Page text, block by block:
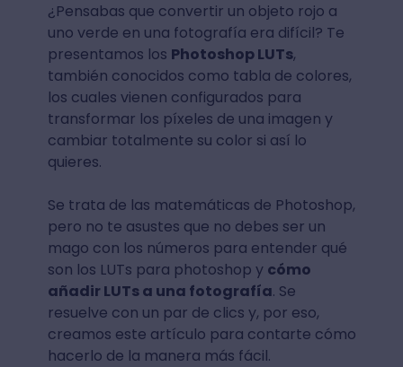
¿Pensabas que convertir un objeto rojo a
uno verde en una fotografía era difícil? Te
presentamos los Photoshop LUTs,
también conocidos como tabla de colores,
los cuales vienen configurados para
transformar los píxeles de una imagen y
cambiar totalmente su color si así lo
quieres.
Se trata de las matemáticas de Photoshop,
pero no te asustes que no debes ser un
mago con los números para entender qué
son los LUTs para photoshop y cómo
añadir LUTs a una fotografía. Se
resuelve con un par de clics y, por eso,
creamos este artículo para contarte cómo
hacerlo de la manera más fácil.